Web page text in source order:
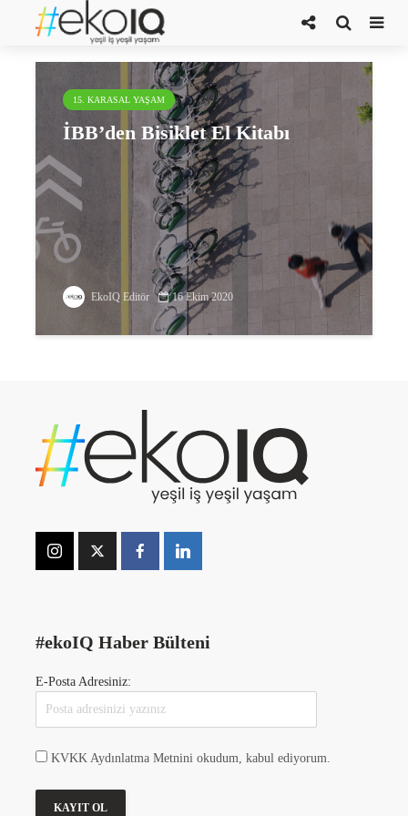
Ulaşım Daire Başkanlığı
15. KARASAL YAŞAM
İBB’den Bisiklet El Kitabı
EkoIQ Editör 16 Ekim 2020
#ekoIQ Haber Bülteni
E-Posta Adresiniz:
KVKK Aydınlatma Metnini okudum, kabul ediyorum.